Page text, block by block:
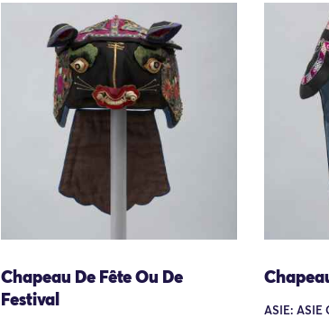
Chapeau De Fête Ou De
Festival
ASIE: ASIE